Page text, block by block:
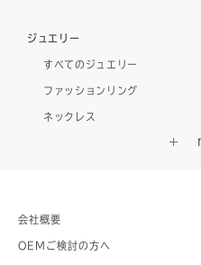
ジュエリー
すべてのジュエリー
ファッションリング
ネックレス
会社概要
OEMご検討の方へ